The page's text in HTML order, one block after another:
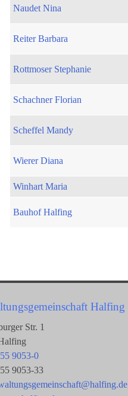
Naudet Nina
Reiter Barbara
Rottmoser Stephanie
Schachner Florian
Scheffel Mandy
Wierer Diana
Winhart Maria
Bauhof Halfing
Halfing
Str. 1
9053-0
9053-33